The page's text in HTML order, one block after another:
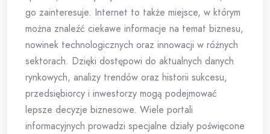
go zainteresuje. Internet to także miejsce, w którym
można znaleźć ciekawe informacje na temat biznesu,
nowinek technologicznych oraz innowacji w różnych
sektorach. Dzięki dostępowi do aktualnych danych
rynkowych, analizy trendów oraz historii sukcesu,
przedsiębiorcy i inwestorzy mogą podejmować
lepsze decyzje biznesowe. Wiele portali
informacyjnych prowadzi specjalne działy poświęcone